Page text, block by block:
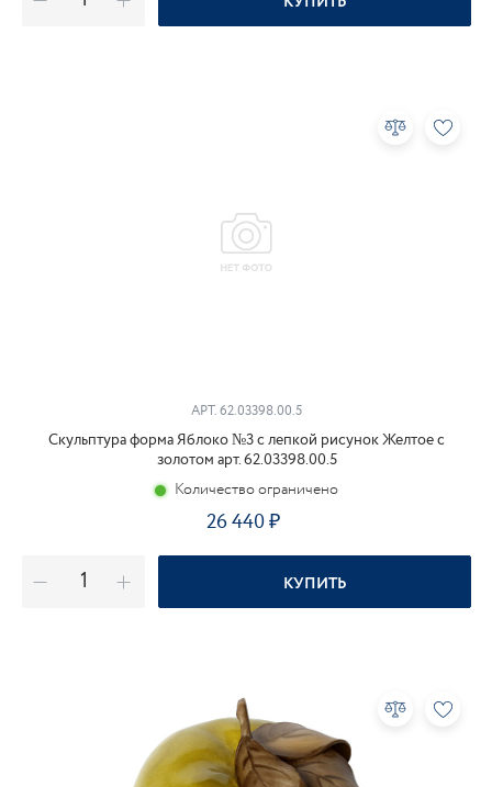
АРТ.62.03398.00.5
Скульптура форма Яблоко №3 с лепкой рисунок Желтое с
золотом арт. 62.03398.00.5
Количество ограничено
26 440
КУПИТЬ